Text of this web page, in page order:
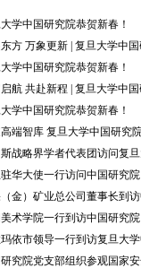
学中国研究院恭贺新春！
方 万象更新 | 复旦大学中
学中国研究院恭贺新春！
航 共赴新程 | 复旦大学中
学中国研究院恭贺新春！
高端智库 复旦大学中国研究
战略界学者代表团访问复
华大使一行访问中国研究院
金）矿业总公司董事长到
术学院一行到访中国研究院
依市领导一行到访复旦大
究院党支部组织参观国家